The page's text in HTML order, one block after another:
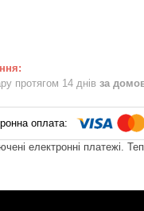
протягом 14 днів за
електронні платежі.